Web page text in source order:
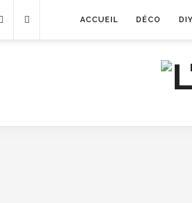
ACCUEIL DÉCO